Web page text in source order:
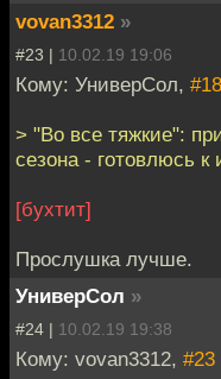
vovan3312 »
#23 | 10.02.19 19:06
Кому: УниверСол, #18
> "Во все тяжкие":
сезона - готовлюсь к
[бухтит]
Прослушка лучше.
УниверСол »
#24 | 10.02.19 19:38
Кому: vovan3312, #23